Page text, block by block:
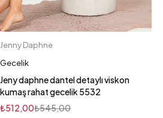
Jenny Daphne
Gecelik
Jeny daphne dantel detaylı viskon
kumaş rahat gecelik 5532
₺545,00
₺512,00